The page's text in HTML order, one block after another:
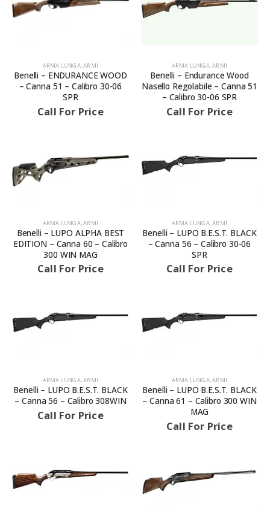
ARMA LUNGA,ARMI
Benelli – ENDURANCE WOOD
– Canna 51 – Calibro 30-06
SPR
Call For Price
ARMA LUNGA,ARMI
Benelli – Endurance Wood
Nasello Regolabile – Canna 51
– Calibro 30-06 SPR
Call For Price
ARMA LUNGA,ARMI
Benelli – LUPO ALPHA BEST
EDITION – Canna 60 – Calibro
300 WIN MAG
Call For Price
ARMA LUNGA,ARMI
Benelli – LUPO B.E.S.T. BLACK
– Canna 56 – Calibro 30-06
SPR
Call For Price
ARMA LUNGA,ARMI
Benelli – LUPO B.E.S.T. BLACK
– Canna 56 – Calibro 308WIN
Call For Price
ARMA LUNGA,ARMI
Benelli – LUPO B.E.S.T. BLACK
– Canna 61 – Calibro 300 WIN
MAG
Call For Price